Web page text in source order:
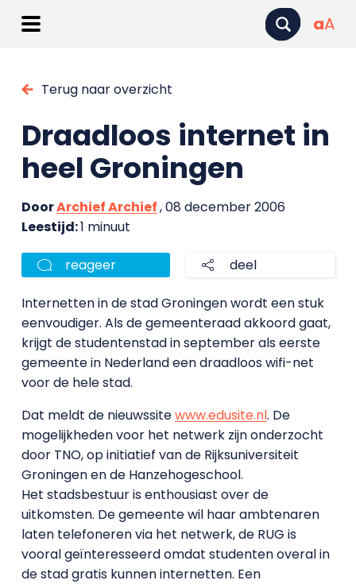
aA
Terug naar overzicht
Draadloos internet in
heel Groningen
DoorArchief Archief, 08 december 2006
Leestijd:1 minuut
reageer deel
Internetten in de stad Groningen wordt een stuk
eenvoudiger. Als de gemeenteraad akkoord gaat,
krijgt de studentenstad in september als eerste
gemeente in Nederland een draadloos wifi-net
voor de hele stad.
Dat meldt de nieuwssitewww.edusite.nl. De
mogelijkheden voor het netwerk zijn onderzocht
door TNO, op initiatief van de Rijksuniversiteit
Groningen en de Hanzehogeschool.
Het stadsbestuur is enthousiast over de
uitkomsten. De gemeente wil haar ambtenaren
laten telefoneren via het netwerk, de RUG is
vooral geïnteresseerd omdat studenten overal in
de stad gratis kunnen internetten. Een